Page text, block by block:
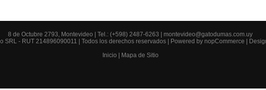
8 de Octubre 2793, Montevideo | Tel.: (+598) 2487-6263
montevideo@gatodumas.com.uy
SRL - RUT 214896090011 | Todos los derechos reservados | Powered by nopCommerce |
Inicio
Mapa de Sitio